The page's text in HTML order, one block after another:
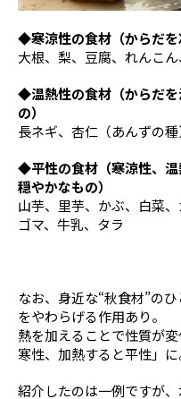
◆寒涼性の食材（からだを
大根、梨、豆腐、れんこ
◆温熱性の食材（からだを
の）
長ネギ、杏仁（あんずの
◆平性の食材（寒涼性、
穏やかなもの）
山芋、里芋、かぶ、白菜
ゴマ、牛乳、タラ
なお、身近な“秋食材”の
をやわらげる作用あり。
熱を加えることで性質が
寒性、加熱すると平性」に
紹介したのは一例ですが